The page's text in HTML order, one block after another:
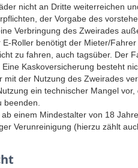
nicht an Dritte weiterreichen
der Vorgabe des
Verbringung des Zweirades
Roller benötigt der Mieter/
zu fahren, auch tagsüber.
Kaskoversicherung besteht
mit der Nutzung des Zweirades
ein technischer Mangel
einem Mindestalter von 18
Verunreinigung (hierzu zählt